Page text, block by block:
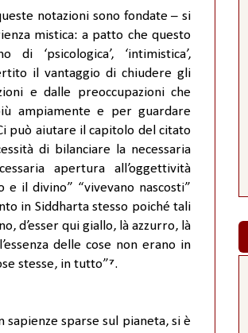
notazioni sono fondate – si
mistica: a patto che questo
‘psicologica’, ‘intimistica’,
il vantaggio di chiudere gli
e dalle preoccupazioni che
ampiamente e per guardare
può aiutare il capitolo del citato
di bilanciare la necessaria
apertura all’oggettività
e il divino” “vivevano nascosti”
in Siddharta stesso poiché tali
d’esser qui giallo, là azzurro, là
delle cose non erano in
stesse, in tutto”⁷.
sparse sul pianeta, si è